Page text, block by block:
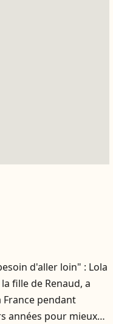
d'aller loin" : Lola
fille de Renaud, a
pendant
années pour mieux